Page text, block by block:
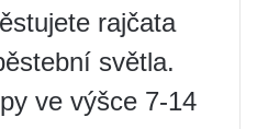
rajčata
světla.
ve výšce 7-14